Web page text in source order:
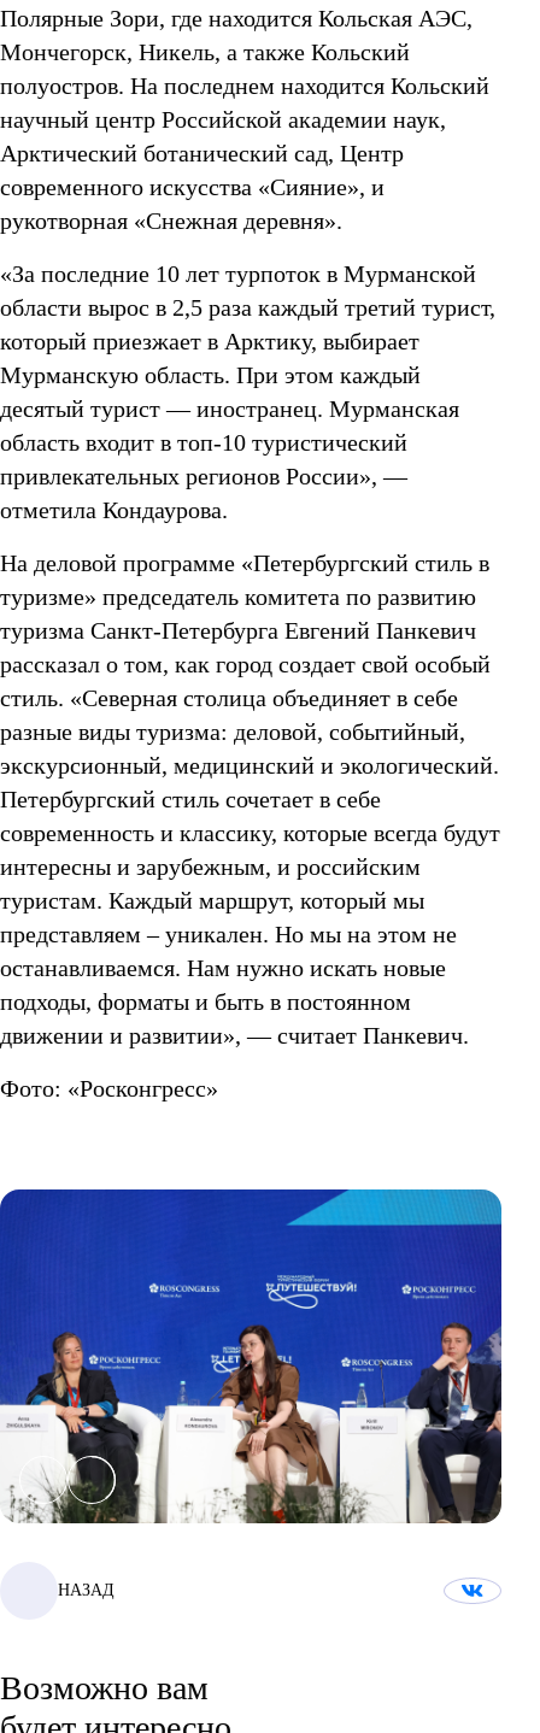
Полярные Зори, где находится Кольская АЭС,
Мончегорск, Никель, а также Кольский
полуостров. На последнем находится Кольский
научный центр Российской академии наук,
Арктический ботанический сад, Центр
современного искусства «Сияние», и
рукотворная «Снежная деревня».
«За последние 10 лет турпоток в Мурманской
области вырос в 2,5 раза каждый третий турист,
который приезжает в Арктику, выбирает
Мурманскую область. При этом каждый
десятый турист — иностранец. Мурманская
область входит в топ-10 туристический
привлекательных регионов России», —
отметила Кондаурова.
На деловой программе «Петербургский стиль в
туризме» председатель комитета по развитию
туризма Санкт-Петербурга Евгений Панкевич
рассказал о том, как город создает свой особый
стиль. «Северная столица объединяет в себе
разные виды туризма: деловой, событийный,
экскурсионный, медицинский и экологический.
Петербургский стиль сочетает в себе
современность и классику, которые всегда будут
интересны и зарубежным, и российским
туристам. Каждый маршрут, который мы
представляем – уникален. Но мы на этом не
останавливаемся. Нам нужно искать новые
подходы, форматы и быть в постоянном
движении и развитии», — считает Панкевич.
Фото: «Росконгресс»
НАЗАД
Возможно вам